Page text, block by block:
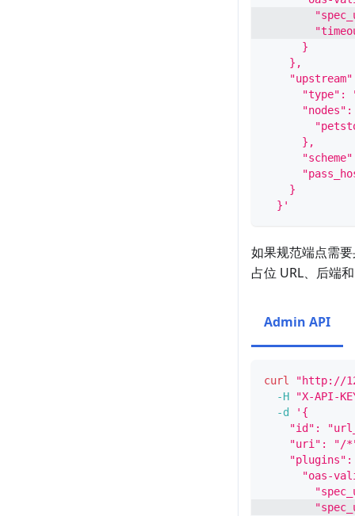
      }
    },
"type":
"nodes":
      },
    }
  }'
如果规范端点需
占位 URL、后端
Admin API
curl
"http://
-H
"X-API-
-d
'{
"id":
"uri": "/
"plugins":
"oas-